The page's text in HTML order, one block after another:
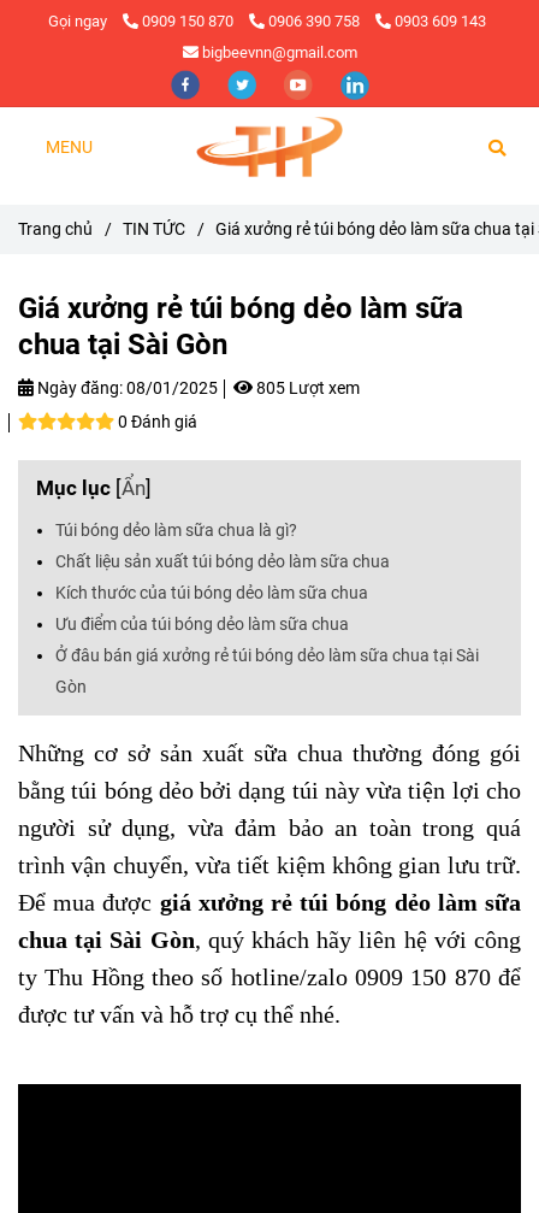
Gọi ngay 0909 150 870 0906 390 758
0903 609 143
bigbeevnn@gmail.com
MENU
Trang chủ / TIN TỨC / Giá xưởng rẻ túi bóng dẻo làm sữa chua tại
Giá xưởng rẻ túi bóng dẻo làm sữa
chua tại Sài Gòn
Ngày đăng:08/01/2025
805 Lượt xem
0 Đánh giá
Mục lục [Ẩn]
Túi bóng dẻo làm sữa chua là gì?
Chất liệu sản xuất túi bóng dẻo làm sữa chua
Kích thước của túi bóng dẻo làm sữa chua
Ưu điểm của túi bóng dẻo làm sữa chua
Ở đâu bán giá xưởng rẻ túi bóng dẻo làm sữa chua tại Sài
Gòn
Những cơ sở sản xuất sữa chua thường đóng gói
bằng túi bóng dẻo bởi dạng túi này vừa tiện lợi cho
người sử dụng, vừa đảm bảo an toàn trong quá
trình vận chuyển, vừa tiết kiệm không gian lưu trữ.
Để mua được giá xưởng rẻ túi bóng dẻo làm sữa
chua tại Sài Gòn, quý khách hãy liên hệ với công
ty Thu Hồng theo số hotline/zalo 0909 150 870 để
được tư vấn và hỗ trợ cụ thể nhé.